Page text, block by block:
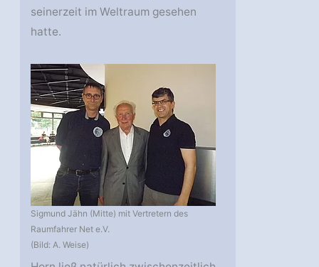
seinerzeit im Weltraum gesehen
hatte.
Sigmund Jähn (Mitte) mit Vertretern des
Raumfahrer Net e.V.
(Bild: A. Weise)